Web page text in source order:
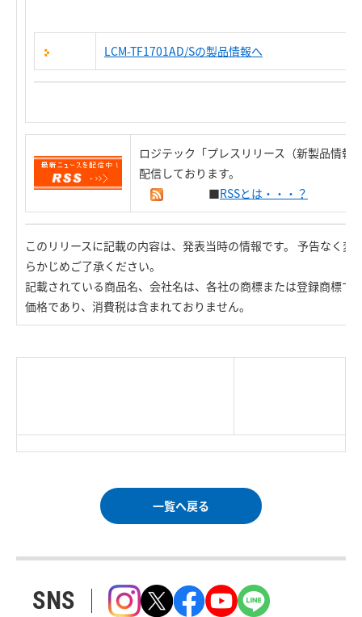
LCM-TF1701AD/Sの製品情報へ
ロジテック「プレスリリース（新製品情報
配信しております。
■RSSとは・・・？
このリリースに記載の内容は、発表当時の情報です。 予告なく変
らかじめご了承ください。
記載されている商品名、会社名は、各社の商標または登録商標で
価格であり、消費税は含まれておりません。
一覧へ戻る
SNS